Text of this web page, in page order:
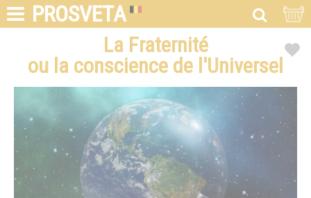
PROSVETA
La Fraternité
ou la conscience de l'Universel